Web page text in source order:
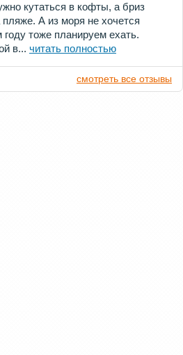
кутаться в кофты, а бриз
А из моря не хочется
тоже планируем ехать.
в... читать полностью
смотреть все отзывы